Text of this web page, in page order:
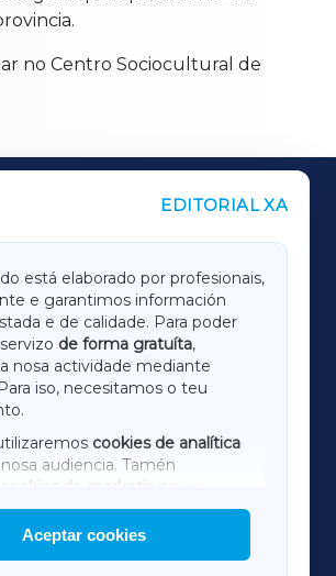
no Centro Sociocultural de
EDITORIAL XA
está elaborado por profesionais,
e garantimos información
e de calidade. Para poder
de forma gratuíta,
nosa actividade mediante
iso, necesitamos o teu
cookies de analítica
audiencia. Tamén
cookies de marketing
de terceiros.
personalizar a elección das
permitir.
Aceptar cookies
LUGOXA
TERRACHAXA
AMARIÑAXA
RIBEIRASACRAXA